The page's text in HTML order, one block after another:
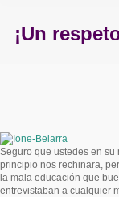
¡Un
Seguro que ustedes en su
principio nos rechinara,
la mala educación que
entrevistaban a cualquier